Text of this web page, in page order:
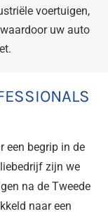
voertuigen,
uw auto
een begrip in de
zijn we
na de Tweede
naar een